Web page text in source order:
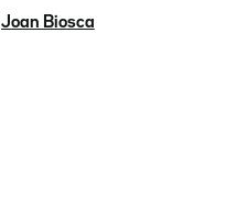
Joan Biosca